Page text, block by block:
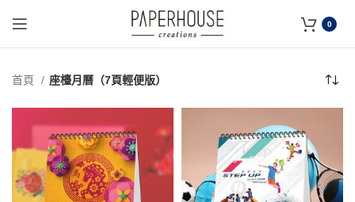
0
首頁 座檯月曆（7頁輕便版）